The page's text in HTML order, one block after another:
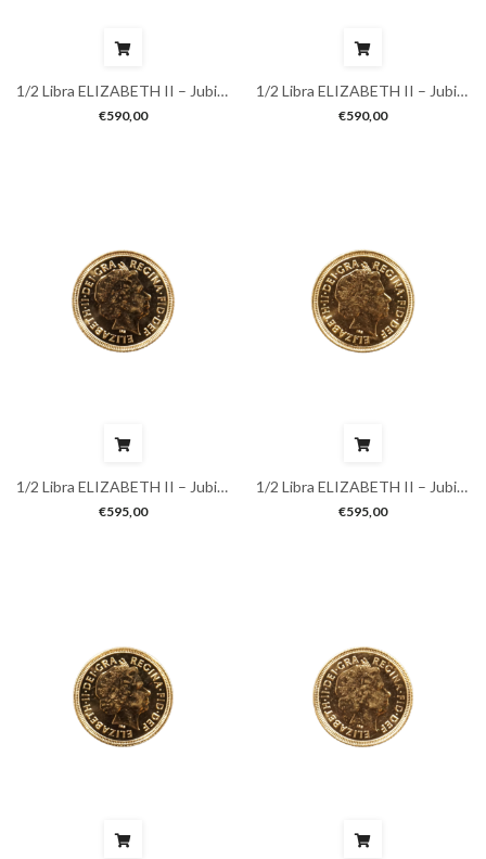
1/2 Libra ELIZABETH II – Jubileu
€590,00
1/2 Libra ELIZABETH II – Jubileu
€590,00
1/2 Libra ELIZABETH II – Jubileu
€595,00
1/2 Libra ELIZABETH II – Jubileu
€595,00